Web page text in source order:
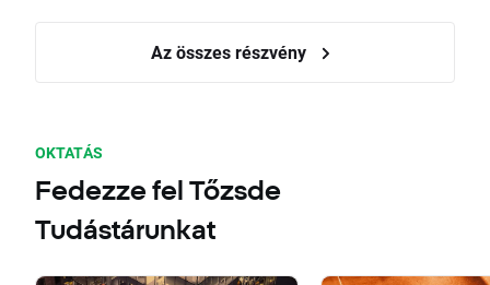
Az összes részvény
OKTATÁS
Fedezze fel Tőzsde
Tudástárunkat